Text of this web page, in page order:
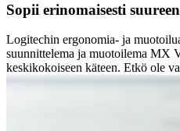
Sopii erinomaisesti
Logitechin ergonomia- ja
suunnittelema ja muotoilema MX
keskikokoiseen käteen. Etkö ole